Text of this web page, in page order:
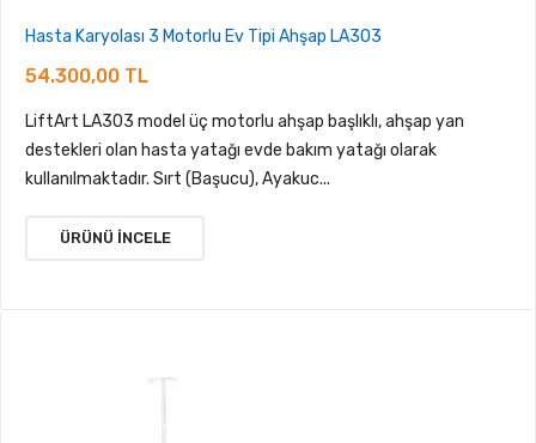
Hasta Karyolası 3 Motorlu Ev Tipi Ahşap LA303
54.300,00 TL
LiftArt LA303 model üç motorlu ahşap başlıklı, ahşap yan
destekleri olan hasta yatağı evde bakım yatağı olarak
kullanılmaktadır. Sırt (Başucu), Ayakuc...
ÜRÜNÜ İNCELE